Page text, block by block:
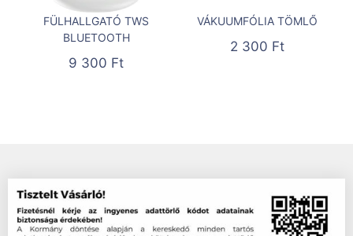
FÜLHALLGATÓ TWS
BLUETOOTH
9 300 Ft
VÁKUUMFÓLIA TÖMLŐ
2 300 Ft